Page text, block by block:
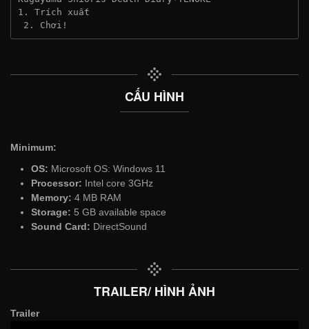
1. Trích xuất
2. Chơi!
CẤU HÌNH
Minimum:
OS: Microsoft OS: Windows 11
Processor: Intel core 3GHz
Memory: 4 MB RAM
Storage: 5 GB available space
Sound Card: DirectSound
TRAILER/ HÌNH ẢNH
Trailer